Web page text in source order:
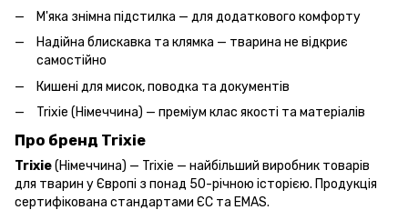
М'яка знімна підстилка — для додаткового комфорту
Надійна блискавка та клямка — тварина не відкриє
самостійно
Кишені для мисок, поводка та документів
Trixie (Німеччина) — преміум клас якості та матеріалів
Про бренд Trixie
Trixie(Німеччина) — Trixie — найбільший виробник товарів
для тварин у Європі з понад 50-річною історією. Продукція
сертифікована стандартами ЄС та EMAS.